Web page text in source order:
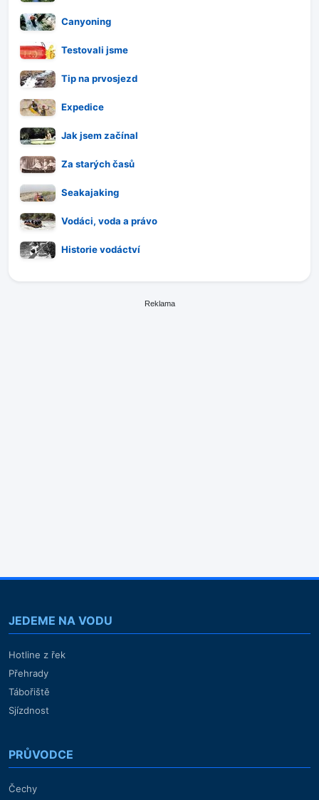
Canyoning
Testovali jsme
Tip na prvosjezd
Expedice
Jak jsem začínal
Za starých časů
Seakajaking
Vodáci, voda a právo
Historie vodáctví
Reklama
JEDEME NA VODU
Hotline z řek
Přehrady
Tábořiště
Sjízdnost
PRŮVODCE
Čechy